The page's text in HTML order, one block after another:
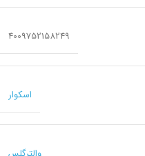
4009752158249
اسکوار